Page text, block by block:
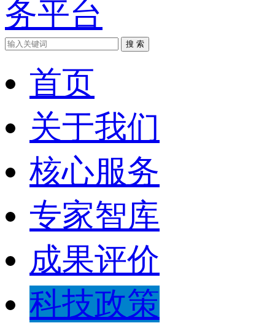
搜 索
首页
关于我们
核心服务
专家智库
成果评价
科技政策